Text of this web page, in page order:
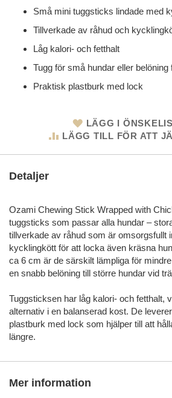
Små mini tuggsticks lindade med
Tillverkade av råhud och
Låg kalori- och fetthalt
Tugg för små hundar eller belöning
Praktisk plastburk med lock
LÄGG I
LÄGG TILL FÖR ATT
Detaljer
Ozami Chewing Stick Wrapped with
tuggsticks som passar alla hundar –
tillverkade av råhud som är omsorgsfullt
kycklingkött för att locka även kräsna
ca 6 cm är de särskilt lämpliga för
en snabb belöning till större hundar vid
Tuggsticksen har låg kalori- och fetthalt,
alternativ i en balanserad kost. De
plastburk med lock som hjälper till att
längre.
Mer information